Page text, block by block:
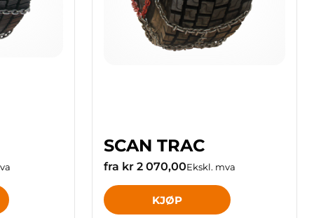
SCAN TRAC
fra kr 2 070,00Ekskl. mva
KJØP